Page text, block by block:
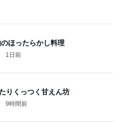
りくっつく甘えん坊
9時間前